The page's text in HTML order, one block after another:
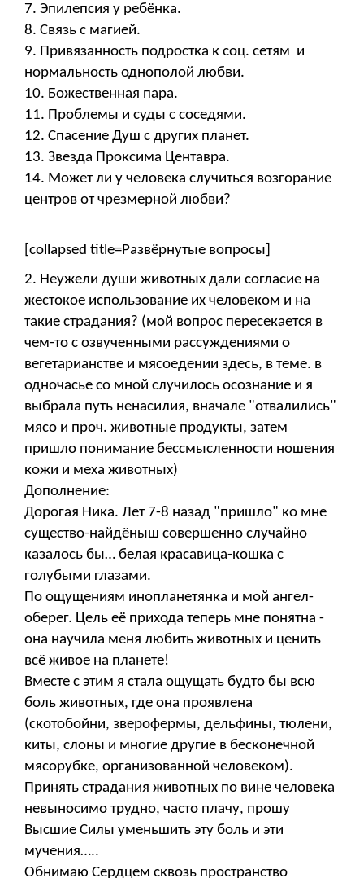
7. Эпилепсия у ребёнка.
8. Связь с магией.
9. Привязанность подростка к соц. сетям и
нормальность однополой любви.
10. Божественная пара.
11. Проблемы и суды с соседями.
12. Спасение Душ с других планет.
13. Звезда Проксима Центавра.
14. Может ли у человека случиться возгорание
центров от чрезмерной любви?
[collapsed title=Развёрнутые вопросы]
2. Неужели души животных дали согласие на
жестокое использование их человеком и на
такие страдания? (мой вопрос пересекается в
чем-то с озвученными рассуждениями о
вегетарианстве и мясоедении здесь, в теме. в
одночасье со мной случилось осознание и я
выбрала путь ненасилия, вначале "отвалились"
мясо и проч. животные продукты, затем
пришло понимание бессмысленности ношения
кожи и меха животных)
Дополнение:
Дорогая Ника. Лет 7-8 назад "пришло" ко мне
существо-найдёныш совершенно случайно
казалось бы… белая красавица-кошка с
голубыми глазами.
По ощущениям инопланетянка и мой ангел-
оберег. Цель её прихода теперь мне понятна -
она научила меня любить животных и ценить
всё живое на планете!
Вместе с этим я стала ощущать будто бы всю
боль животных, где она проявлена
(скотобойни, зверофермы, дельфины, тюлени,
киты, слоны и многие другие в бесконечной
мясорубке, организованной человеком).
Принять страдания животных по вине человека
невыносимо трудно, часто плачу, прошу
Высшие Силы уменьшить эту боль и эти
мучения…..
Обнимаю Сердцем сквозь пространство